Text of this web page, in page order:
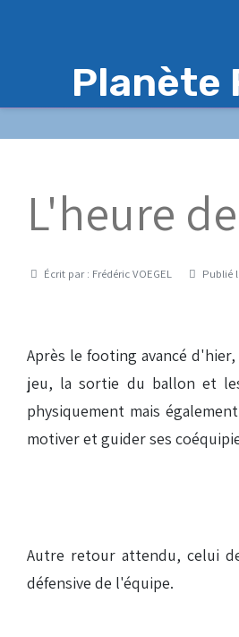
Planète
L'heure
DétailsÉcrit par : Frédéric VOEGEL Publié
Après le footing avancé
jeu, la sortie du ballon et
physiquement mais
motiver et guider ses
Autre retour attendu, celui
défensive de l'équipe.